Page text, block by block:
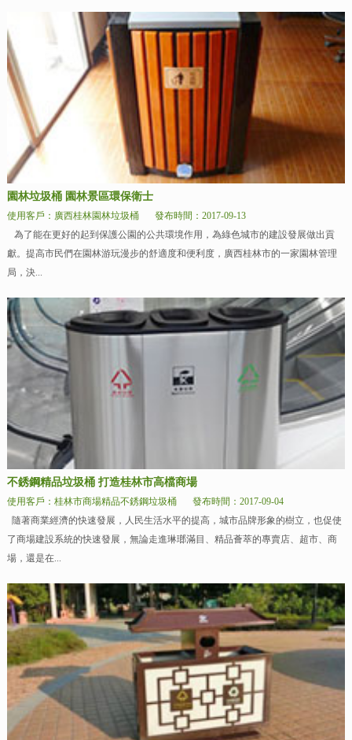
園林垃圾桶 園林景區環保衛士
使用客戶：廣西桂林園林垃圾桶
發布時間：2017-09-13
為了能在更好的起到保護公園的公共環境作用，為綠色城市的建設發展做出貢
獻。提高市民們在園林游玩漫步的舒適度和便利度，廣西桂林市的一家園林管理
局，決...
不銹鋼精品垃圾桶 打造桂林市高檔商場
使用客戶：桂林市商場精品不銹鋼垃圾桶
發布時間：2017-09-04
隨著商業經濟的快速發展，人民生活水平的提高，城市品牌形象的樹立，也促使
了商場建設系統的快速發展，無論走進琳瑯滿目、精品薈萃的專賣店、超市、商
場，還是在...